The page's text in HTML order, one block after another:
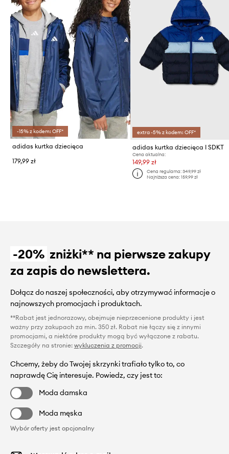
-15% z kodem: OFF*
adidas kurtka dziecięca
179,99 zł
extra -5% z kodem: OFF*
adidas kurtka dziecięca I SDKT
Cena aktualna:
149,99 zł
Cena regularna: 349,99 zł
Najniższa cena: 159,99 zł
-20% zniżki** na pierwsze zakupy
za zapis do newslettera.
Dołącz do naszej społeczności, aby otrzymywać informacje o
najnowszych promocjach i produktach.
**Rabat jest jednorazowy, obejmuje nieprzecenione produkty i jest
ważny przy zakupach za min. 350 zł. Rabat nie łączy się z innymi
promocjami, a niektóre produkty mogą być wyłączone z rabatu.
Szczegóły na stronie: wykluczenia z promocji.
Chcemy, żeby do Twojej skrzynki trafiało tylko to, co
naprawdę Cię interesuje. Powiedz, czy jest to:
Moda damska
Moda męska
Wybór oferty jest opcjonalny